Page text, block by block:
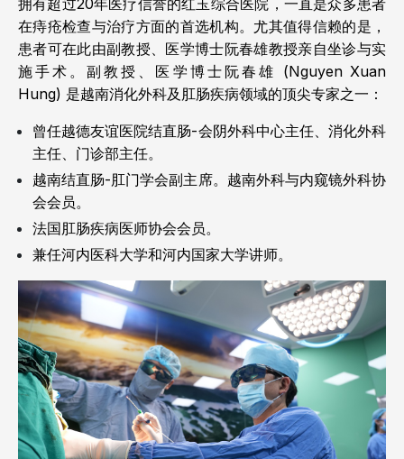
拥有超过20年医疗信誉的红玉综合医院，一直是众多患者
在痔疮检查与治疗方面的首选机构。尤其值得信赖的是，
患者可在此由副教授、医学博士阮春雄教授亲自坐诊与实
施手术。副教授、医学博士阮春雄 (Nguyen Xuan
Hung) 是越南消化外科及肛肠疾病领域的顶尖专家之一：
曾任越德友谊医院结直肠-会阴外科中心主任、消化外科
主任、门诊部主任。
越南结直肠-肛门学会副主席。越南外科与内窥镜外科协
会会员。
法国肛肠疾病医师协会会员。
兼任河内医科大学和河内国家大学讲师。